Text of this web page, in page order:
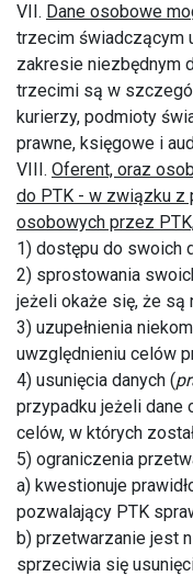
VII. Dane osobowe
trzecim świadczącym
zakresie niezbędnym
trzecimi są w
kurierzy, podmioty
prawne, księgowe i
VIII. Oferent, oraz
do PTK - w związku z
osobowych przez
1) dostępu do swoich
2) sprostowania
jeżeli okaże się, że są
3) uzupełnienia
uwzględnieniu celów
4) usunięcia danych (
przypadku jeżeli dane
celów, w których
5) ograniczenia
a) kwestionuje
pozwalający PTK
b) przetwarzanie jest
sprzeciwia się